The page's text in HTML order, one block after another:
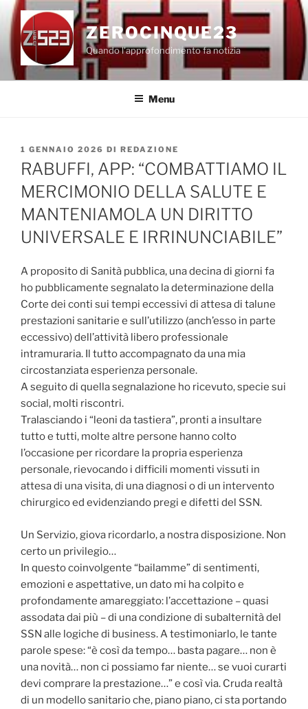
Salta
contenuto
ZEROCINQUE23
Quando l'approfondimento fa notizia
Menu
PUBBLICATO
IL
1 GENNAIO 2026 DI REDAZIONE
RABUFFI, APP: “COMBATTIAMO IL
MERCIMONIO DELLA SALUTE E
MANTENIAMOLA UN DIRITTO
UNIVERSALE E IRRINUNCIABILE”
A proposito di Sanità pubblica, una decina di giorni fa
ho pubblicamente segnalato la determinazione della
Corte dei conti sui tempi eccessivi di attesa di talune
prestazioni sanitarie e sull’utilizzo (anch’esso in parte
eccessivo) dell’attività libero professionale
intramuraria. Il tutto accompagnato da una mia
circostanziata esperienza personale.
A seguito di quella segnalazione ho ricevuto, specie sui
social, molti riscontri.
Tralasciando i “leoni da tastiera”, pronti a insultare
tutto e tutti, molte altre persone hanno colto
l’occasione per ricordare la propria esperienza
personale, rievocando i difficili momenti vissuti in
attesa di una visita, di una diagnosi o di un intervento
chirurgico ed evidenziando pregi e difetti del SSN.
Un Servizio, giova ricordarlo, a nostra disposizione. Non
certo un privilegio…
In questo coinvolgente “bailamme” di sentimenti,
emozioni e aspettative, un dato mi ha colpito e
profondamente amareggiato: l’accettazione – quasi
assodata dai più – di una condizione di subalternità del
SSN alle logiche di business. A testimoniarlo, le tante
parole spese: “è così da tempo… basta pagare… non è
una novità… non ci possiamo far niente… se vuoi curarti
devi comprare la prestazione…” e così via. Cruda realtà
di un modello sanitario che, piano piano, ci sta portando